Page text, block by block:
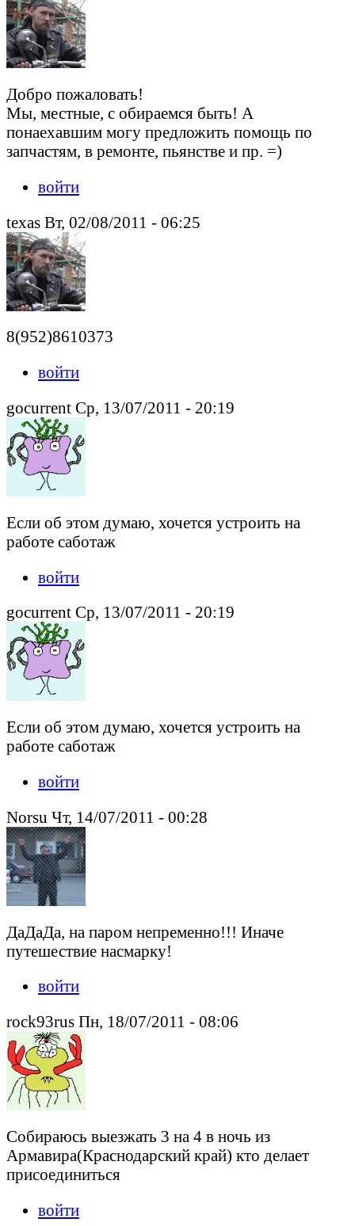
Добро пожаловать!
Мы, местные, с обираемся быть! А
понаехавшим могу предложить помощь по
запчастям, в ремонте, пьянстве и пр. =)
войти
texas Вт, 02/08/2011 - 06:25
8(952)8610373
войти
gocurrent Ср, 13/07/2011 - 20:19
Если об этом думаю, хочется устроить на
работе саботаж
войти
gocurrent Ср, 13/07/2011 - 20:19
Если об этом думаю, хочется устроить на
работе саботаж
войти
Norsu Чт, 14/07/2011 - 00:28
ДаДаДа, на паром непременно!!! Иначе
путешествие насмарку!
войти
rock93rus Пн, 18/07/2011 - 08:06
Собираюсь выезжать 3 на 4 в ночь из
Армавира(Краснодарский край) кто делает
присоединиться
войти